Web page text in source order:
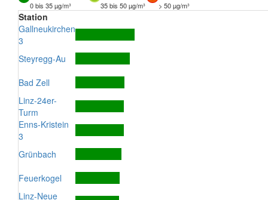
0 bis 35 µg/m³
35 bis 50 µg/m³ > 50 µg/m³
Station
Gallneukirchen
3
Steyregg-Au
Bad Zell
Linz-24er-
Turm
Enns-Kristein
3
Grünbach
Feuerkogel
Linz-Neue